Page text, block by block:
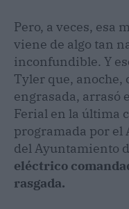
Pero, a veces, esa
viene de algo tan
inconfundible. Y
Tyler que, anoche,
engrasada, arrasó
Ferial en la última
programada por el
del Ayuntamiento
eléctrico
rasgada.